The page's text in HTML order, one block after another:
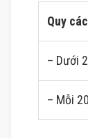
Quy
– Dưới
– Mỗi